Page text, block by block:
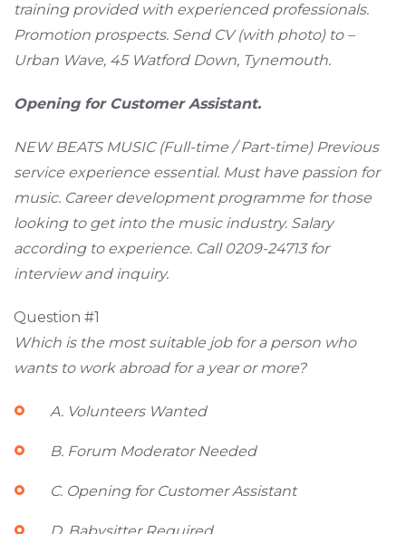
training provided with experienced professionals.
Promotion prospects. Send CV (with photo) to –
Urban Wave, 45 Watford Down, Tynemouth.
Opening for Customer Assistant.
NEW BEATS MUSIC (Full-time / Part-time) Previous
service experience essential. Must have passion for
music. Career development programme for those
looking to get into the music industry. Salary
according to experience. Call 0209-24713 for
interview and inquiry.
Question #1
Which is the most suitable job for a person who
wants to work abroad for a year or more?
A. Volunteers Wanted
B. Forum Moderator Needed
C. Opening for Customer Assistant